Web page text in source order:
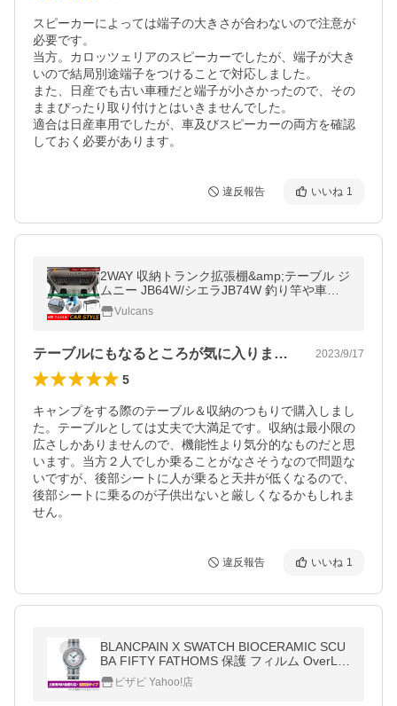
スピーカーによっては端子の大きさが合わないので注意が
必要です。
当方。カロッツェリアのスピーカーでしたが、端子が大き
いので結局別途端子をつけることで対応しました。
また、日産でも古い車種だと端子が小さかったので、その
ままぴったり取り付けとはいきませんでした。
適合は日産車用でしたが、車及びスピーカーの両方を確認
しておく必要があります。
違反報告 いいね 1
2WAY 収納トランク拡張棚&amp;テーブル ジ
ムニー JB64W/シエラJB74W 釣り竿や車中
泊の際の物置 天井収納 内装パーツ カスタム
アウトドア ルーフキャリア 車内
Vulcans
テーブルにもなるところが気に入りました 2023/9/17
5
キャンプをする際のテーブル＆収納のつもりで購入しまし
た。テーブルとしては丈夫で大満足です。収納は最小限の
広さしかありませんので、機能性より気分的なものだと思
います。当方２人でしか乗ることがなさそうなので問題な
いですが、後部シートに人が乗ると天井が低くなるので、
後部シートに乗るのが子供出ないと厳しくなるかもしれま
せん。
違反報告 いいね 1
BLANCPAIN X SWATCH BIOCERAMIC SCU
BA FIFTY FATHOMS 保護 フィルム OverLa
y FLEX 低反射 液晶保護 曲面対応 柔軟素材
反射防止 衝撃吸収 爆買
ビザビ Yahoo!店